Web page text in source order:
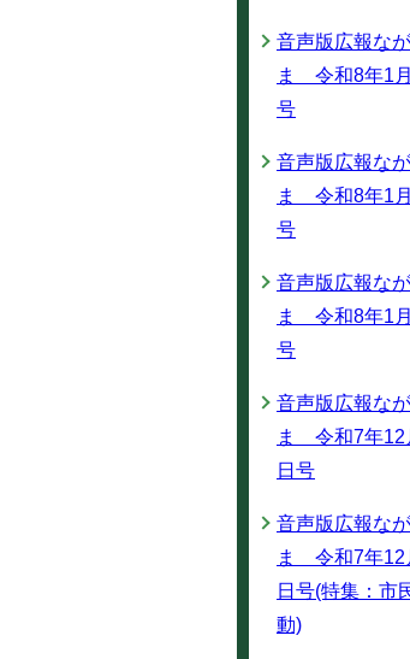
音声版広報な
ま 令和8年1
号
音声版広報な
ま 令和8年1
号
音声版広報な
ま 令和8年1
号
音声版広報な
ま 令和7年12
日号
音声版広報な
ま 令和7年12
日号(特集：市
動)